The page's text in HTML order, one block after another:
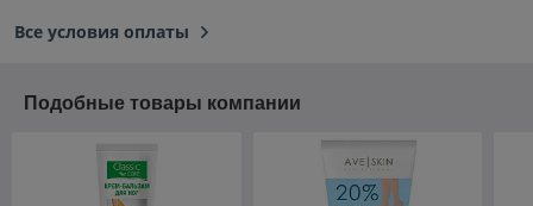
Все условия оплаты
Подобные товары компании